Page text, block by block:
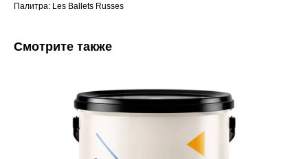
Палитра: Les Ballets Russes
Смотрите также